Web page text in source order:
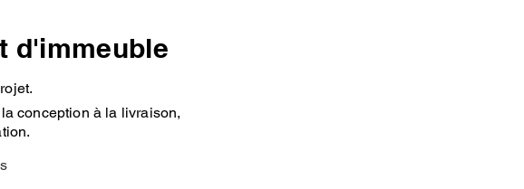
d'immeuble
conception à la livraison,